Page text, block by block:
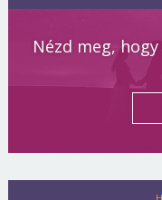
Nézd meg,